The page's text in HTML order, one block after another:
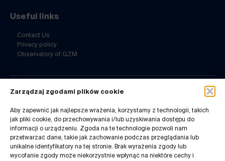
Zarządzaj zgodami plików cookie
Aby zapewnić jak najlepsze wrażenia, korzystamy z technologii, takich
jak pliki cookie, do przechowywania i/lub uzyskiwania dostępu do
informacji o urządzeniu. Zgoda na te technologie pozwoli nam
przetwarzać dane, takie jak zachowanie podczas przeglądania lub
unikalne identyfikatory na tej stronie. Brak wyrażenia zgody lub
wycofanie zgody może niekorzystnie wpłynąć na niektóre cechy i
Contact Us
ul. Barbary 21a
40-053 Katowice
32 7180-741
infogzm@metropoliagzm.pl
Useful links
Contact Us
Privacy policy
Observatory of GZM